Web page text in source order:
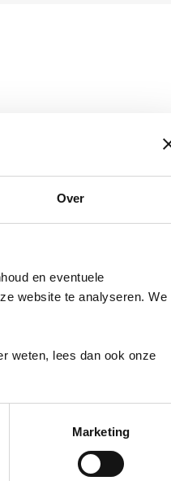
Over
en eventuele
website te analyseren. We
weten, lees dan ook onze
Marketing
kelders, spouwmuren, op